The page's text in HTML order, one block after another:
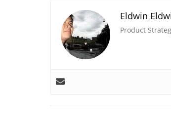
Eldwin
Product